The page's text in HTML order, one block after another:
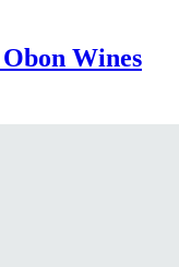
Wines